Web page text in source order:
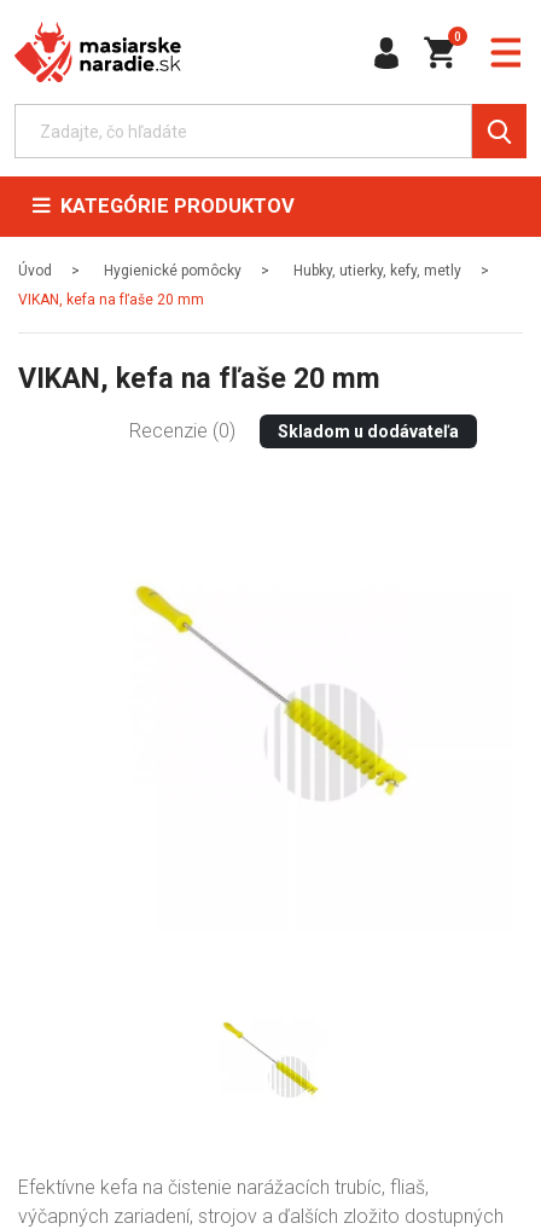
0
KATEGÓRIE PRODUKTOV
Úvod Hygienické pomôcky
Hubky, utierky, kefy, metly
VIKAN, kefa na fľaše 20 mm
VIKAN, kefa na fľaše 20 mm
Recenzie (0) Skladom u dodávateľa
Efektívne kefa na čistenie narážacích trubíc, fliaš,
výčapných zariadení, strojov a ďalších zložito dostupných